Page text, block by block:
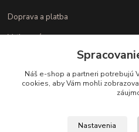
Doprava a platba
Veľkostné parametre
+421 948 126 423
Náš e-shop a partneri potrebujú
cookies, aby Vám mohli
Nastavenia